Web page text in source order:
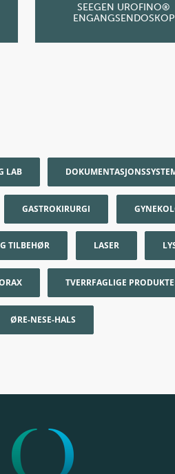
SEEGEN UROFINO®
ENGANGSENDOSKOP
LAB
GASTROKIRURGI
TILBEHØR LASER
TVERRFAGLIGE
ØRE-NESE-HALS